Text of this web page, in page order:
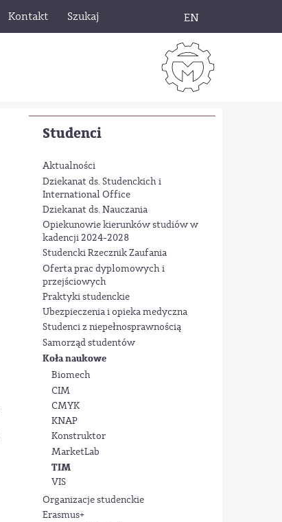
Kontakt Szukaj EN
Studenci
Aktualności
Dziekanat ds. Studenckich i
International Office
Dziekanat ds. Nauczania
Opiekunowie kierunków studiów w
kadencji 2024-2028
Studencki Rzecznik Zaufania
Oferta prac dyplomowych i
przejściowych
Praktyki studenckie
Ubezpieczenia i opieka medyczna
Studenci z niepełnosprawnością
Samorząd studentów
Koła naukowe
Biomech
CIM
CMYK
KNAP
Konstruktor
MarketLab
TIM
VIS
Organizacje studenckie
Erasmus+